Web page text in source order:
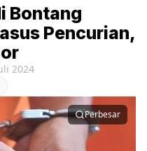
Bontang
Pencurian,
2024
Perbesar